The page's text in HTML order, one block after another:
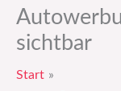
sichtbar
Start